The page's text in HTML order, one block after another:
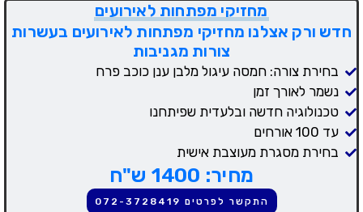
מחזיקי מפתחות לאירועים
חדש ורק אצלנו מחזיקי מפתחות לאירועים בעשרות
צורות מגניבות
בחירת צורה: חמסה עיגול מלבן ענן כוכב פרח
נשמר לאורך זמן
טכנולוגיה חדשה ובלעדית שפיתחנו
עד 100 אורחים
בחירת מסגרת מעוצבת אישית
מחיר: 1400 ש"ח
התקשר לפרטים 072-3728419